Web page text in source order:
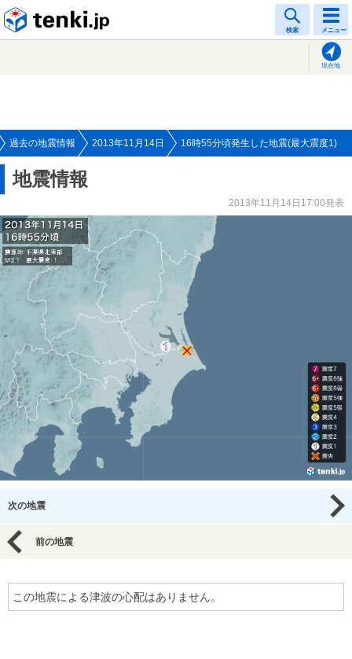
検索 メニュー
現在地
過去の地震情報 2013年11月14日 16時55分頃発生した地震(最大震度1)
地震情報
2013年11月14日17:00発表
次の地震
前の地震
この地震による津波の心配はありません。